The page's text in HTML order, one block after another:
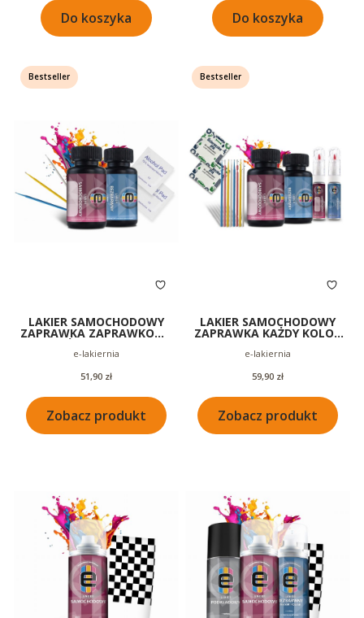
Do koszyka Do koszyka
Bestseller
LAKIER SAMOCHODOWY
ZAPRAWKA ZAPRAWKOWY
BEZBARWNY 50ML
Producent
e-lakiernia
Cena
51,90 zł
Zobacz produkt
Bestseller
LAKIER SAMOCHODOWY
ZAPRAWKA KAŻDY KOLOR
BEZBARWNY + BUTELECZKI
Producent
e-lakiernia
Cena
59,90 zł
Zobacz produkt